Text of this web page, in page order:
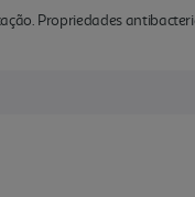
Propriedades